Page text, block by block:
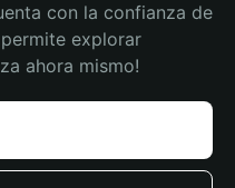
con la confianza de
explorar
ahora mismo!